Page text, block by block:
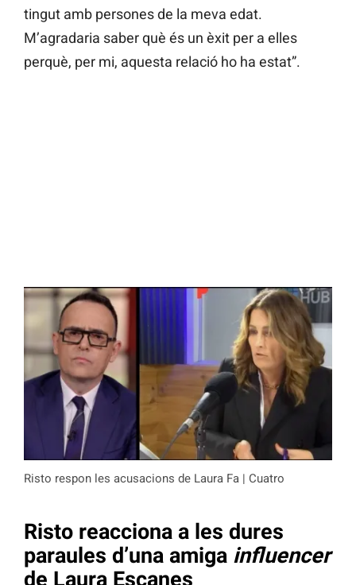
tingut amb persones de la meva edat.
M’agradaria saber què és un èxit per a elles
perquè, per mi, aquesta relació ho ha estat”.
Risto respon les acusacions de Laura Fa | Cuatro
Risto reacciona a les dures
paraules d’una amiga influencer
de Laura Escanes